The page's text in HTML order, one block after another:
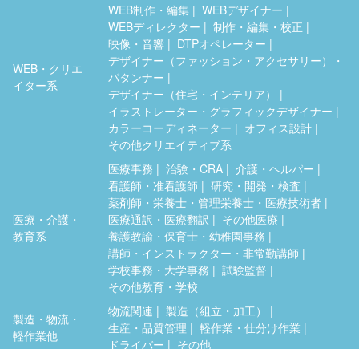
WEB・クリエ
イター系
WEB制作・編集
WEBデザイナー
WEBディレクター
制作・編集・校正
映像・音響
DTPオペレーター
デザイナー（ファッション・アクセサリー）・
パタンナー
デザイナー（住宅・インテリア）
イラストレーター・グラフィックデザイナー
カラーコーディネーター
オフィス設計
その他クリエイティブ系
医療・介護・
教育系
医療事務 治験・CRA
介護・ヘルパー
看護師・准看護師
研究・開発・検査
薬剤師・栄養士・管理栄養士・医療技術者
医療通訳・医療翻訳
その他医療
養護教諭・保育士・幼稚園事務
講師・インストラクター・非常勤講師
学校事務・大学事務
試験監督
その他教育・学校
製造・物流・
軽作業他
物流関連
製造（組立・加工）
生産・品質管理
軽作業・仕分け作業
ドライバー
その他